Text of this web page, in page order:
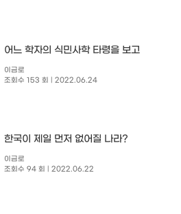
어느 학자의 식민사학 타령을 보고
이금로
조회수 153 회
| 2022.06.24
한국이 제일 먼저 없어질 나라?
이금로
조회수 94 회
| 2022.06.22